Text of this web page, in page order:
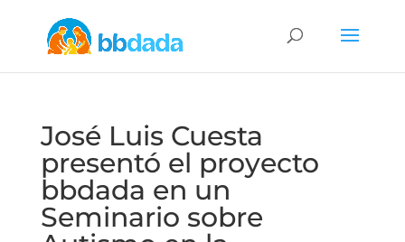
José Luis Cuesta
presentó el proyecto
bbdada en un
Seminario sobre